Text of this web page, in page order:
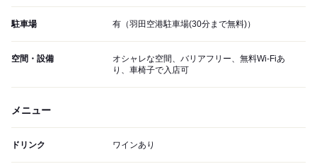
駐車場 有（羽田空港駐車場(30分まで無料)）
空間・設備
オシャレな空間、バリアフリー、無料Wi-Fiあ
り、車椅子で入店可
メニュー
ドリンク ワインあり